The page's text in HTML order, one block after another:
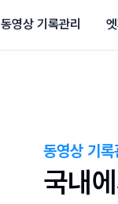
동영상 기록관리
동영상 기록
국내